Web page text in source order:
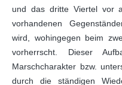
und das dritte Viertel vor
vorhandenen
wird, wohingegen beim
vorherrscht. Dieser
Marschcharakter bzw.
durch die ständigen